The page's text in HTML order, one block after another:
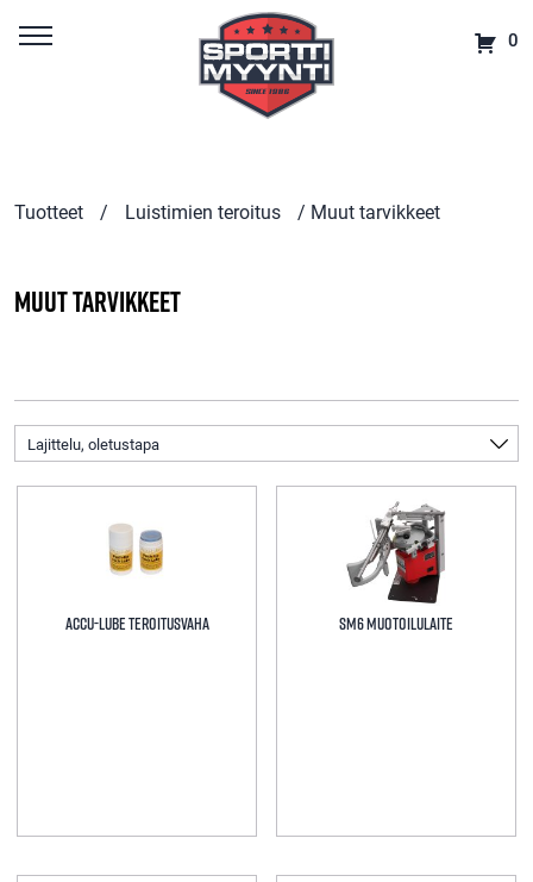
0
Tuotteet / Luistimien teroitus / Muut tarvikkeet
Muut tarvikkeet
Accu-Lube Teroitusvaha SM6 muotoilulaite